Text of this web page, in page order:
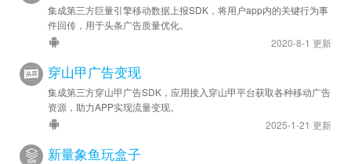
集成第三方巨量引擎移动数据上报SDK，将用户app内的关键行为事
件回传，用于头条广告质量优化。
2020-8-1 更新
穿山甲广告变现
集成第三方穿山甲广告SDK，应用接入穿山甲平台获取各种移动广告
资源，助力APP实现流量变现。
2025-1-21 更新
新量象鱼玩盒子